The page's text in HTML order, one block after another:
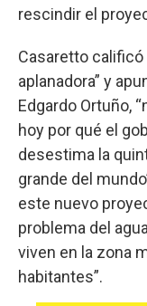
rescindir el
Casaretto calificó
aplanadora” y
Edgardo Ortuño,
hoy por qué el
desestima la
grande del
este nuevo
problema del
viven en la zona
habitantes”.